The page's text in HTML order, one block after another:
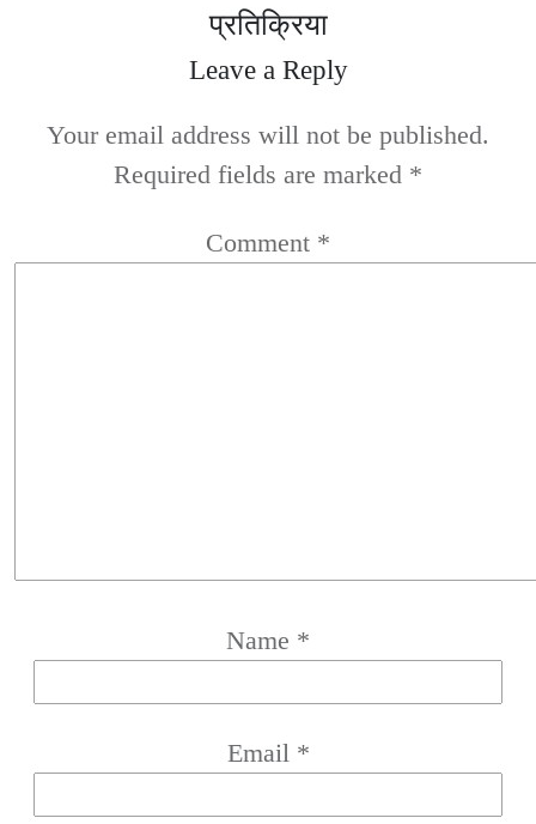
प्रतिक्रिया
Leave a Reply
Your email address will not be published.
Required fields are marked *
Comment *
Name *
Email *